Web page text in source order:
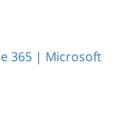
365 | Microsoft